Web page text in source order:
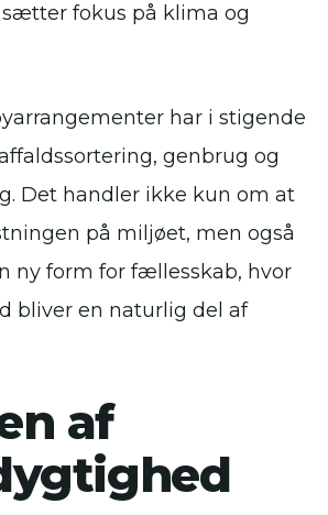
fokus på klima og
har i stigende
genbrug og
Det handler ikke kun om at
på miljøet, men også
ny form for fællesskab, hvor
bliver en naturlig del af
af